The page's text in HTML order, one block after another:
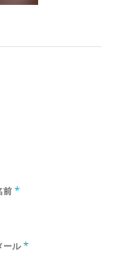
前 *
ール*